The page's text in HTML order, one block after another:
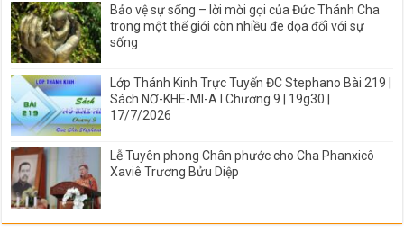
Bảo vệ sự sống – lời mời gọi của Đức Thánh Cha
trong một thế giới còn nhiều đe dọa đối với sự
sống
Lớp Thánh Kinh Trực Tuyến ĐC Stephano Bài 219 |
Sách NƠ-KHE-MI-A I Chương 9 | 19g30 |
17/7/2026
Lễ Tuyên phong Chân phước cho Cha Phanxicô
Xaviê Trương Bửu Diệp